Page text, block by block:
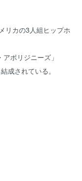
リカの3人組ヒップホ
ボリジニーズ」
成されている。